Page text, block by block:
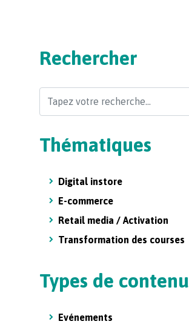
Rechercher
Thématiques
Digital instore
E-commerce
Retail media / Activation
Transformation des courses
Types de contenu
Evénements